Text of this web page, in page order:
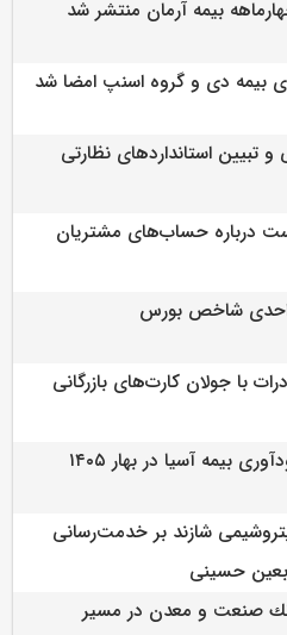
بیمه آرمان منتشر شد
بیمه دی و گروه اسنپ امضا شد
تبیین استانداردهای نظارتی
درباره حساب‌های مشتریان
با جولان کارت‌های بازرگانی
بیمه آسیا در بهار ۱۴۰۵
شازند بر خدمت‌رسانی
حسینی
صنعت و معدن در مسیر